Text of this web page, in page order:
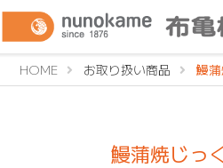
HOME お取り扱い商品 鰻
鰻蒲焼じっ